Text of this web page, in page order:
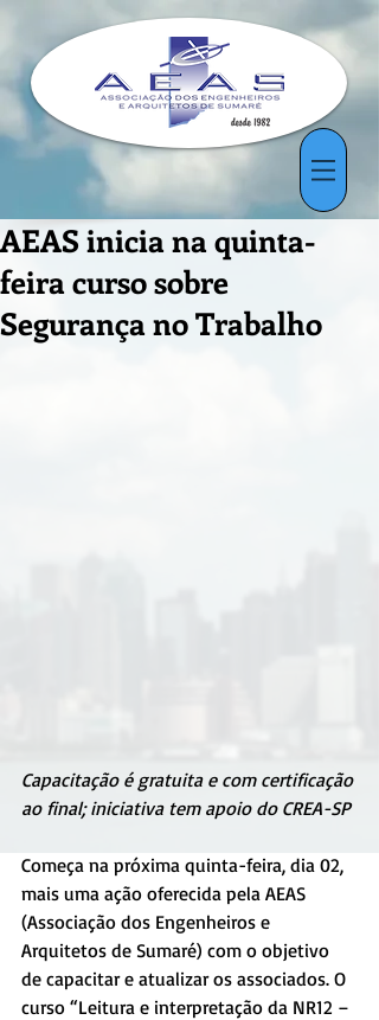
AEAS inicia na quinta-
feira curso sobre
Segurança no Trabalho
Capacitação é gratuita e com certificação
ao final; iniciativa tem apoio do CREA-SP
Começa na próxima quinta-feira, dia 02,
mais uma ação oferecida pela AEAS
(Associação dos Engenheiros e
Arquitetos de Sumaré) com o objetivo
de capacitar e atualizar os associados. O
curso “Leitura e interpretação da NR12 –